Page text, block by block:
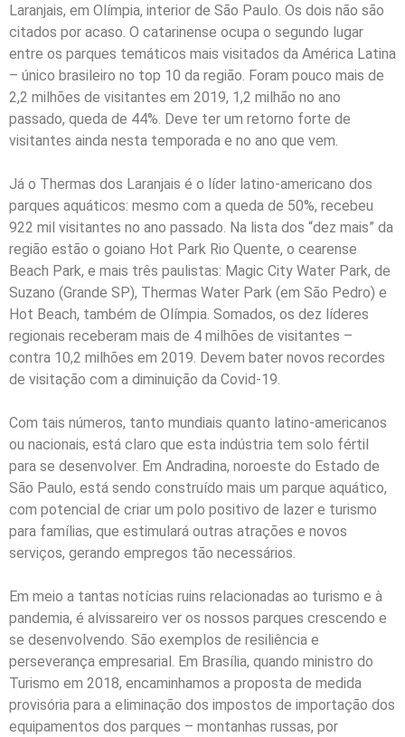
Laranjais, em Olímpia, interior de São Paulo. Os dois não são
citados por acaso. O catarinense ocupa o segundo lugar
entre os parques temáticos mais visitados da América Latina
– único brasileiro no top 10 da região. Foram pouco mais de
2,2 milhões de visitantes em 2019, 1,2 milhão no ano
passado, queda de 44%. Deve ter um retorno forte de
visitantes ainda nesta temporada e no ano que vem.
Já o Thermas dos Laranjais é o líder latino-americano dos
parques aquáticos: mesmo com a queda de 50%, recebeu
922 mil visitantes no ano passado. Na lista dos “dez mais” da
região estão o goiano Hot Park Rio Quente, o cearense
Beach Park, e mais três paulistas: Magic City Water Park, de
Suzano (Grande SP), Thermas Water Park (em São Pedro) e
Hot Beach, também de Olímpia. Somados, os dez líderes
regionais receberam mais de 4 milhões de visitantes –
contra 10,2 milhões em 2019. Devem bater novos recordes
de visitação com a diminuição da Covid-19.
Com tais números, tanto mundiais quanto latino-americanos
ou nacionais, está claro que esta indústria tem solo fértil
para se desenvolver. Em Andradina, noroeste do Estado de
São Paulo, está sendo construído mais um parque aquático,
com potencial de criar um polo positivo de lazer e turismo
para famílias, que estimulará outras atrações e novos
serviços, gerando empregos tão necessários.
Em meio a tantas notícias ruins relacionadas ao turismo e à
pandemia, é alvissareiro ver os nossos parques crescendo e
se desenvolvendo. São exemplos de resiliência e
perseverança empresarial. Em Brasília, quando ministro do
Turismo em 2018, encaminhamos a proposta de medida
provisória para a eliminação dos impostos de importação dos
equipamentos dos parques – montanhas russas, por